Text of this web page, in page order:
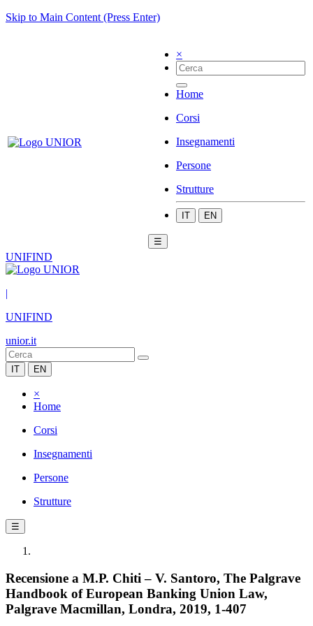
Skip to Main Content (Press Enter)
×
Home
Corsi
Insegnamenti
Persone
Strutture
IT EN
☰
UNIFIND
|
UNIFIND
unior.it
IT EN
×
Home
Corsi
Insegnamenti
Persone
Strutture
☰
Recensione a M.P. Chiti – V. Santoro, The Palgrave
Handbook of European Banking Union Law,
Palgrave Macmillan, Londra, 2019, 1-407